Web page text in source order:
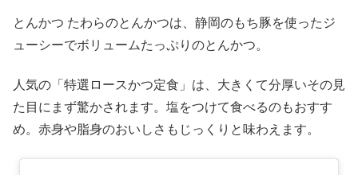
とんかつ たわらのとんかつは、静岡のもち豚を使ったジ
ューシーでボリュームたっぷりのとんかつ。
人気の「特選ロースかつ定食」は、大きくて分厚いその見
た目にまず驚かされます。塩をつけて食べるのもおすす
め。赤身や脂身のおいしさもじっくりと味わえます。